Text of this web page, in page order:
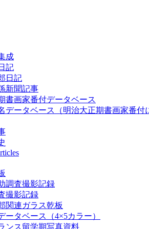
成
記
日記
新聞記事
書画家番付データベース
データベース（明治大正期書画家番付
調査撮影記録
撮影記録
関連ガラス乾板
ータベース（4×5カラー）
ンス留学期写真資料